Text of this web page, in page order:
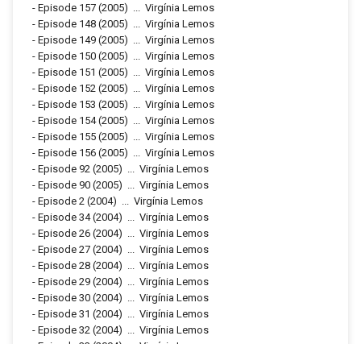
- Episode 157 (2005)
Virgínia Lemos
- Episode 148 (2005)
Virgínia Lemos
- Episode 149 (2005)
Virgínia Lemos
- Episode 150 (2005)
Virgínia Lemos
- Episode 151 (2005)
Virgínia Lemos
- Episode 152 (2005)
Virgínia Lemos
- Episode 153 (2005)
Virgínia Lemos
- Episode 154(2005)
Virgínia Lemos
- Episode 155 (2005)
Virgínia Lemos
- Episode 156 (2005)
Virgínia Lemos
- Episode 92 (2005)
Virgínia Lemos
- Episode 90 (2005)
Virgínia Lemos
- Episode 2 (2004)
Virgínia Lemos
- Episode 34(2004)
Virgínia Lemos
- Episode 26 (2004)
Virgínia Lemos
- Episode 27 (2004)
Virgínia Lemos
- Episode 28 (2004)
Virgínia Lemos
- Episode 29 (2004)
Virgínia Lemos
- Episode 30 (2004)
Virgínia Lemos
- Episode 31 (2004)
Virgínia Lemos
- Episode 32 (2004)
Virgínia Lemos